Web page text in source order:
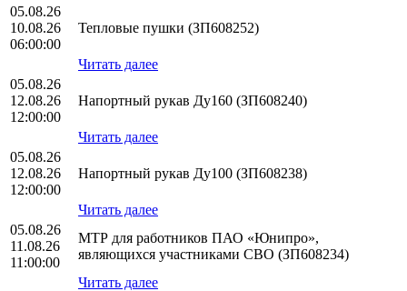
05.08.26
10.08.26
06:00:00
Тепловые пушки (ЗП608252)
Читать далее
05.08.26
12.08.26
12:00:00
Напортный рукав Ду160 (ЗП608240)
Читать далее
05.08.26
12.08.26
12:00:00
Напортный рукав Ду100 (ЗП608238)
Читать далее
05.08.26
11.08.26
11:00:00
МТР для работников ПАО «Юнипро»,
являющихся участниками СВО (ЗП608234)
Читать далее